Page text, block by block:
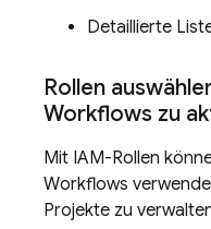
Detaillierte
Rollen
Workflows zu
Mit IAM-Rollen
Workflows
Projekte zu